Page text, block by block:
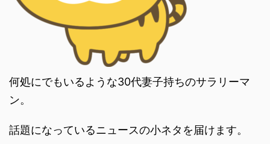
何処にでもいるような30代妻子持ちのサラリーマ
ン。
話題になっているニュースの小ネタを届けます。